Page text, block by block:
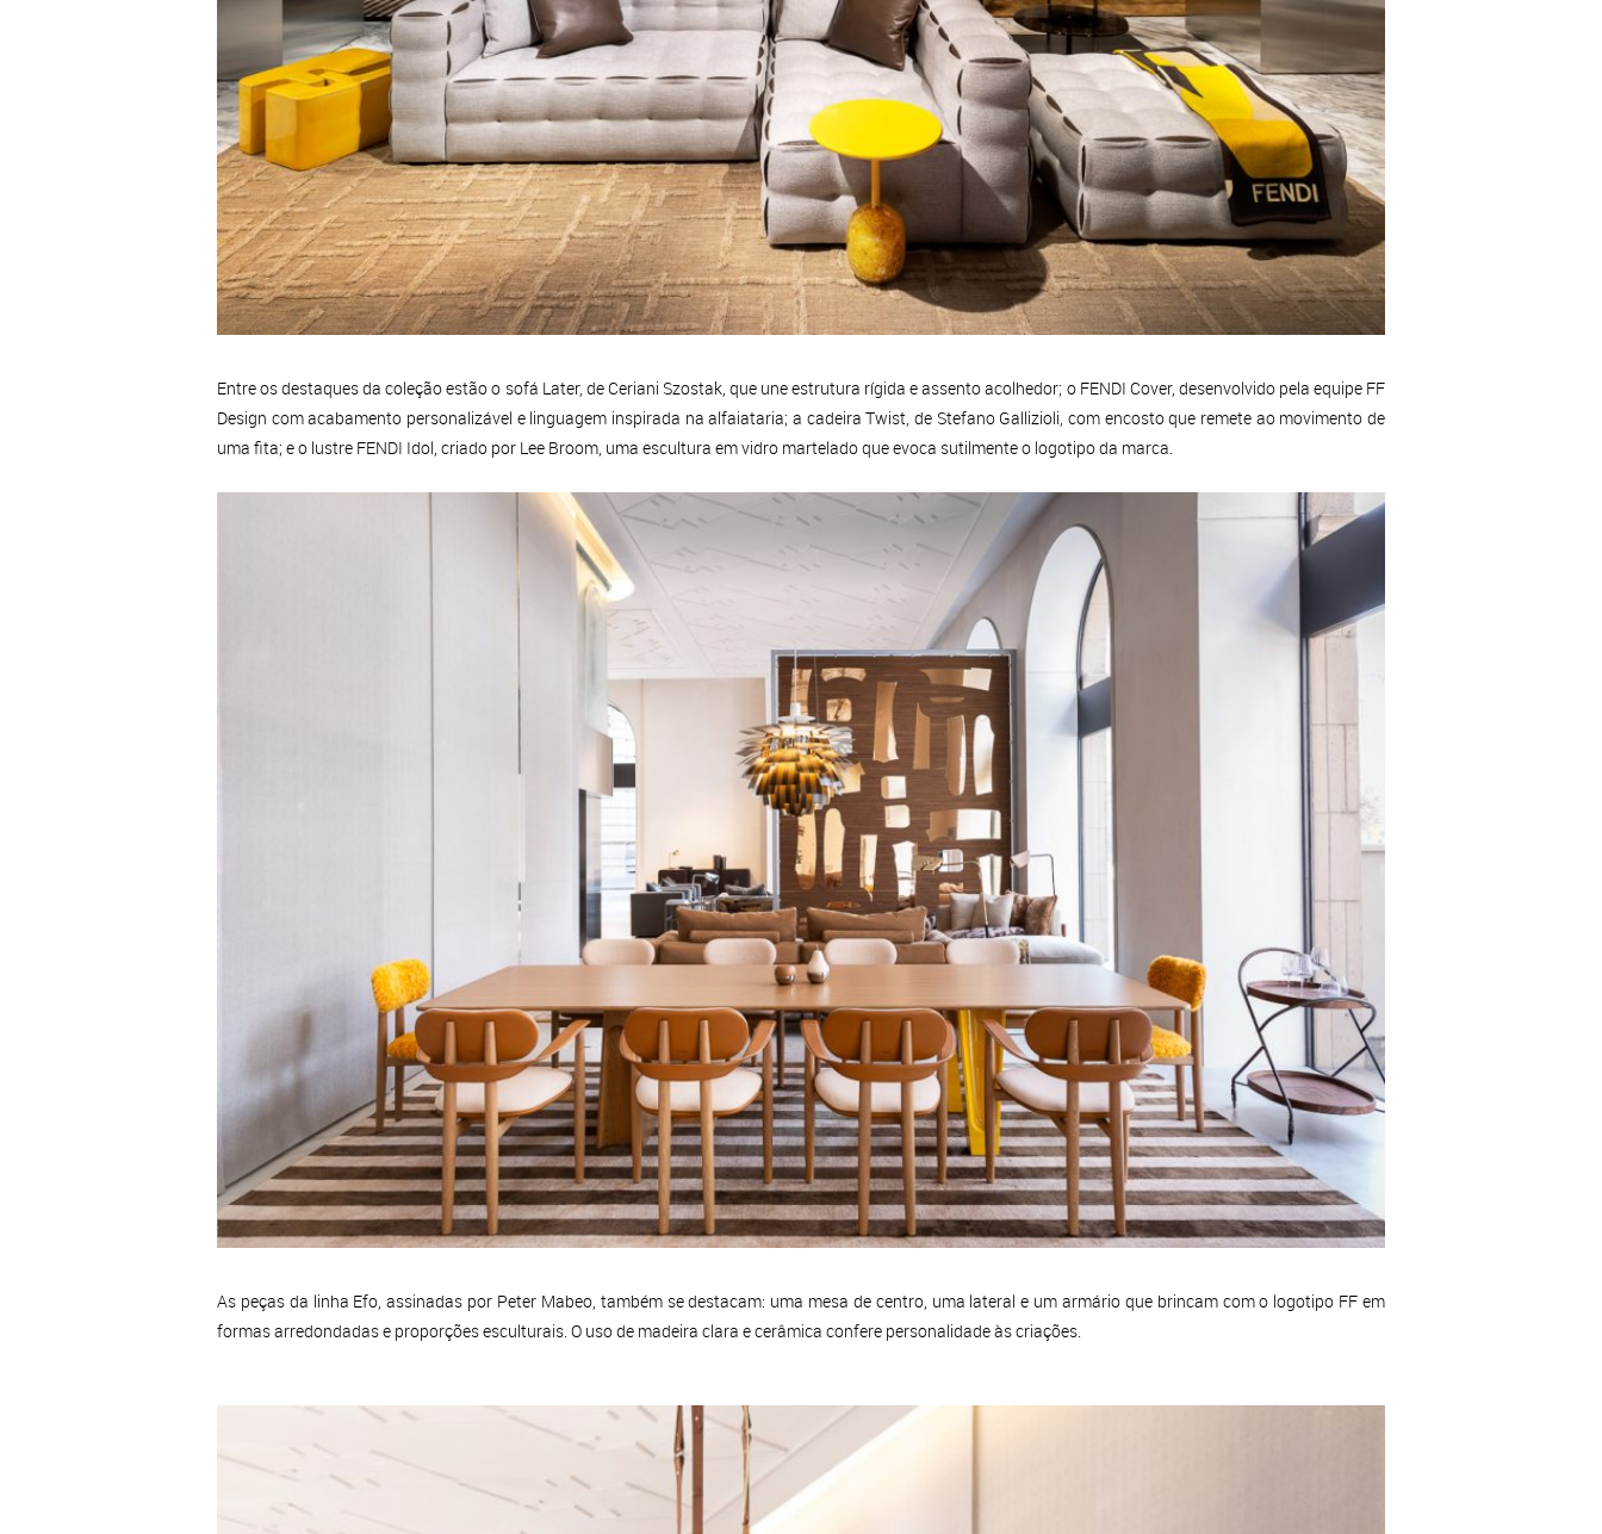
Entre os destaques da coleção estão o sofá Later, de Ceriani Szostak, que une estrutura rígida e assento acolhedor; o FENDI Cover, desenvolvido pela equipe FF
Design com acabamento personalizável e linguagem inspirada na alfaiataria; a cadeira Twist, de Stefano Gallizioli, com encosto que remete ao movimento de
uma fita; e o lustre FENDI Idol, criado por Lee Broom, uma escultura em vidro martelado que evoca sutilmente o logotipo da marca.
As peças da linha Efo, assinadas por Peter Mabeo, também se destacam: uma mesa de centro, uma lateral e um armário que brincam com o logotipo FF em
formas arredondadas e proporções esculturais. O uso de madeira clara e cerâmica confere personalidade às criações.